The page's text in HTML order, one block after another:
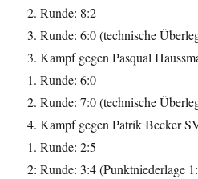
2. Runde: 8:2
3. Runde: 6:0 (technische
3. Kampf gegen Pasqual
1. Runde: 6:0
2. Runde: 7:0 (technische
4. Kampf gegen Patrik Becker
1. Runde: 2:5
2: Runde: 3:4 (Punktniederlage